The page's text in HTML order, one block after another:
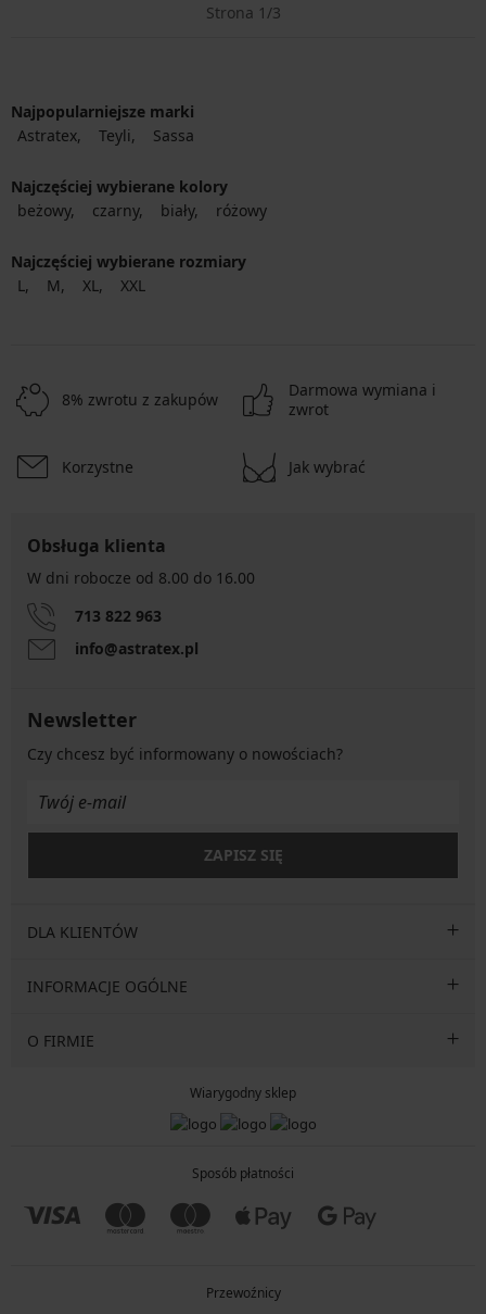
Strona 1/3
Najpopularniejsze marki
Astratex
Teyli Sassa
Najczęściej wybierane kolory
beżowy
czarny biały różowy
Najczęściej wybierane rozmiary
L
M XL XXL
8% zwrotu z zakupów
Darmowa wymiana i
zwrot
Korzystne Jak wybrać
Obsługa klienta
W dni robocze od 8.00 do 16.00
713 822 963
info@astratex.pl
Newsletter
Czy chcesz być informowany o nowościach?
ZAPISZ SIĘ
DLA KLIENTÓW
INFORMACJE OGÓLNE
O FIRMIE
Wiarygodny sklep
Sposób płatności
Przewoźnicy